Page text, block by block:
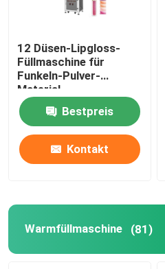
12 Düsen-Lipgloss-
Füllmaschine für
Funkeln-Pulver-
Material
Bestpreis
Kontakt
Warmfüllmaschine (81)